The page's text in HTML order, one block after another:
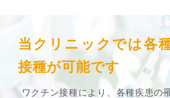
当クリニックでは各
接種が可能です
ワクチン接種により、各種疾患の